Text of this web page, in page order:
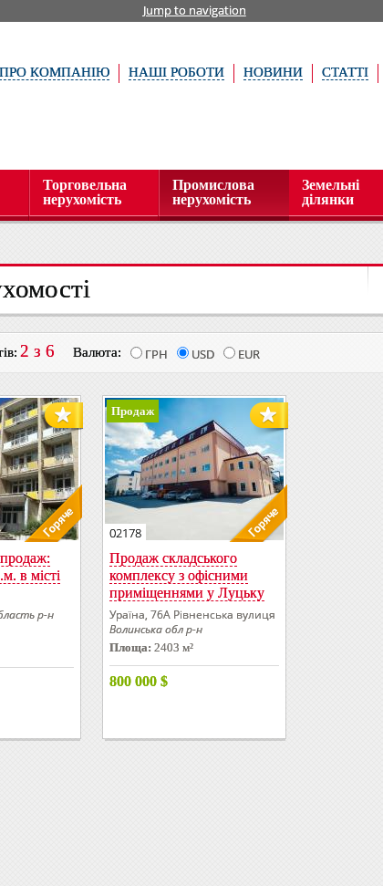
Jump to navigation
ПРО КОМПАНІЮ НАШІ РОБОТИ НОВИНИ СТАТТІ
Торговельна
нерухомість
Промислова
нерухомість
Земельні
ділянки
2 з 6 Валюта: ГРН USD EUR
в місті
р-н
Продаж
02178
Продаж складського
комплексу з офісними
приміщеннями у Луцьку
Ураїна, 76А Рівненська вулиця
Волинська обл р-н
Площа: 2403 м²
800 000 $